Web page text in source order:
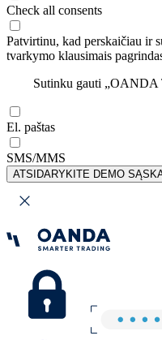
Check all consents
Patvirtinu, kad perskaičiau ir
tvarkymo klausimais
Sutinku gauti „OANDA
El. paštas
SMS/MMS
ATSIDARYKITE DEMO